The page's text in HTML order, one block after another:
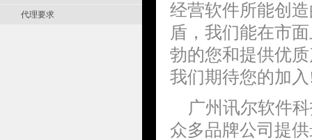
代理要求
经营软件所能创
盾，我们能在市
勃的您和提供优
我们期待您的加
广州讯尔软件
众多品牌公司提